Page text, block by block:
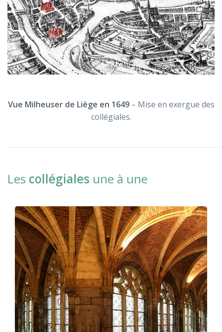
Vue Milheuser de Liège en 1649– Mise en exergue des
collégiales.
Les collégiales une à une